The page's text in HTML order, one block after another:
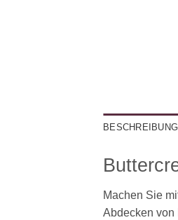
BESCHREIBUNG
Machen Sie
Abdecken von